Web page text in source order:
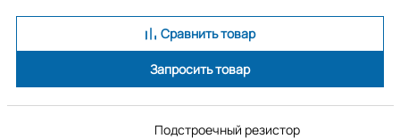
Сравнить товар
Запросить товар
Подстроечный резистор